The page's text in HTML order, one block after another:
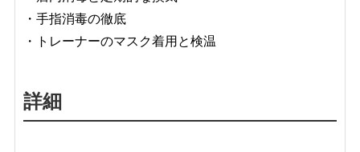
・手指消毒の徹底
・トレーナーのマスク着用と検温
詳細